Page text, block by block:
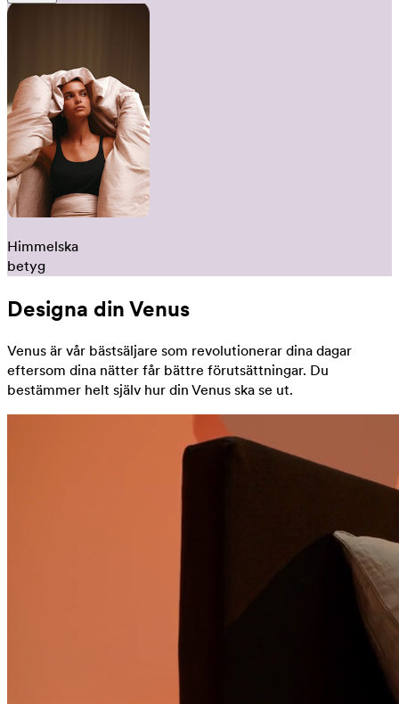
Himmelska
betyg
Designa din Venus
Venus är vår bästsäljare som revolutionerar dina dagar
eftersom dina nätter får bättre förutsättningar. Du
bestämmer helt själv hur din Venus ska se ut.